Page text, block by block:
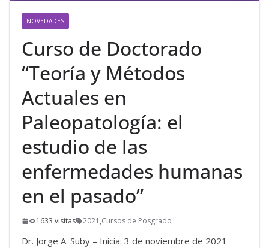
NOVEDADES
Curso de Doctorado
“Teoría y Métodos
Actuales en
Paleopatología: el
estudio de las
enfermedades humanas
en el pasado”
1633 visitas 2021 ,Cursos de Posgrado
Dr. Jorge A. Suby – Inicia: 3 de noviembre de 2021